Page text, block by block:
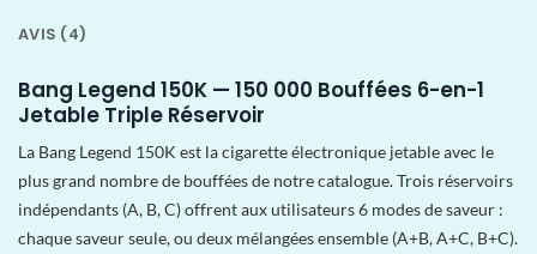
AVIS (4)
Bang Legend 150K — 150 000 Bouffées 6-en-1
Jetable Triple Réservoir
La Bang Legend 150K est la cigarette électronique jetable avec le
plus grand nombre de bouffées de notre catalogue. Trois réservoirs
indépendants (A, B, C) offrent aux utilisateurs 6 modes de saveur :
chaque saveur seule, ou deux mélangées ensemble (A+B, A+C, B+C).